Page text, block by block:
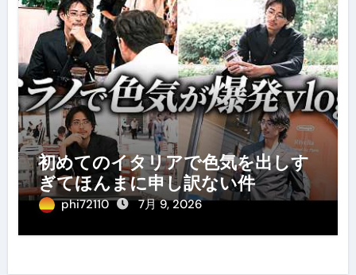
初めてのイタリアで色気を出しす
ぎてほんまに申し訳ない件
phi72110 7月 9, 2026